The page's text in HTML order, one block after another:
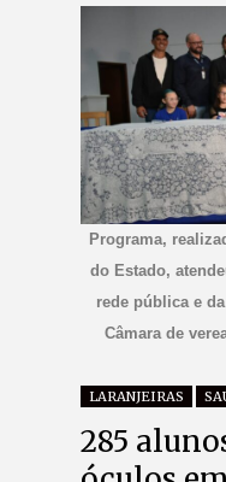
Programa,
do Estado,
rede pública e
Câmara de
LARANJEIRAS
285